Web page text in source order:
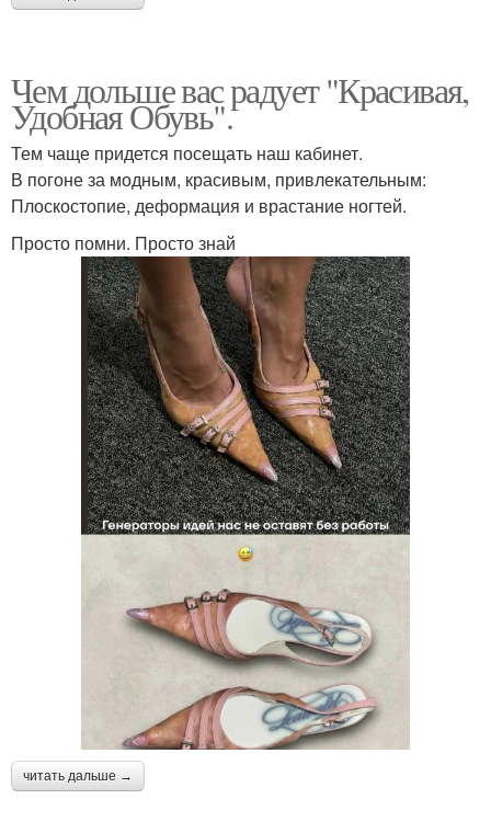
Чем дольше вас радует "Красивая,
Удобная Обувь".
Тем чаще придется посещать наш кабинет.
В погоне за модным, красивым, привлекательным:
Плоскостопие, деформация и врастание ногтей.
Просто помни. Просто знай
читать дальше →